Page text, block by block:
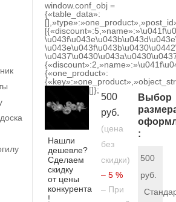
window.conf_obj =
{«table_data»:
{«one_product»:
[]};
Нашли
дешевле?
Сделаем
скидку
от цены
конкурента
!
500
руб.
(цена
без
скидки)
– 5 %
– При
Выбор
:
500
руб.